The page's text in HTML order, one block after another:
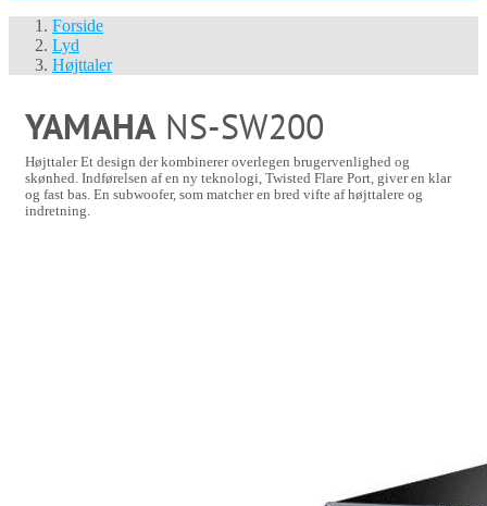
Forside
Lyd
Højttaler
YAMAHANS-SW200
HøjttalerEt design der kombinerer overlegen brugervenlighed og
skønhed. Indførelsen af en ny teknologi, Twisted Flare Port, giver en klar
og fast bas. En subwoofer, som matcher en bred vifte af højttalere og
indretning.